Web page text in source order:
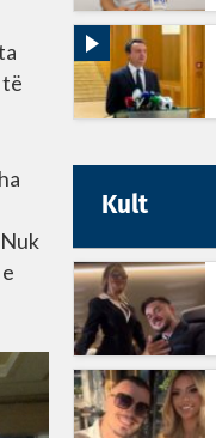
Kult